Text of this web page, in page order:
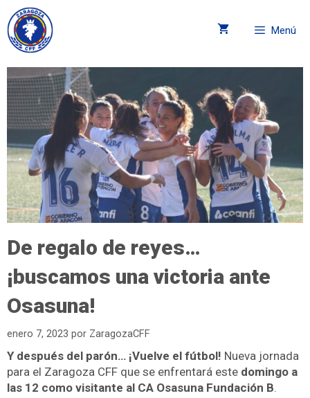
Menú
De regalo de reyes…
¡buscamos una victoria ante
Osasuna!
enero 7, 2023 por ZaragozaCFF
Y después del parón… ¡Vuelve el fútbol! Nueva jornada
para el Zaragoza CFF que se enfrentará este domingo a
las 12 como visitante al CA Osasuna Fundación B.